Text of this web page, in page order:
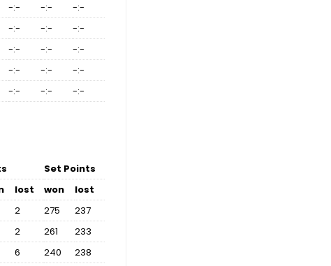
-:- -:-
-:-
-:- -:-
-:-
-:- -:-
-:-
-:- -:-
-:-
-:- -:- -:-
Set Points
lost won
lost
2 275
237
2 261
233
6 240
238